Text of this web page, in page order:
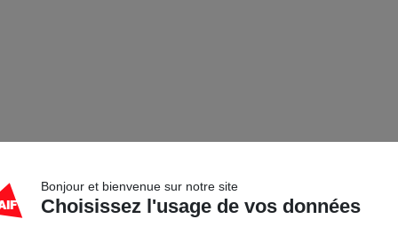
est un groupe
Bonjour et bienvenue sur notre site
Choisissez l'usage de vos données